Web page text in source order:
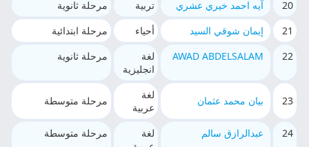
20 آيه احمد خيري عشري تربية
مرحلة ثانوية
21
إيمان شوقي السيد أحياء
مرحلة ابتدائية
22
AWAD ABDELSALAM
لغة
انجليزية
مرحلة ثانوية
23 بيان محمد عثمان
لغة
عربية
مرحلة متوسطة
24 عبدالرازق سالم
لغة
مرحلة متوسطة